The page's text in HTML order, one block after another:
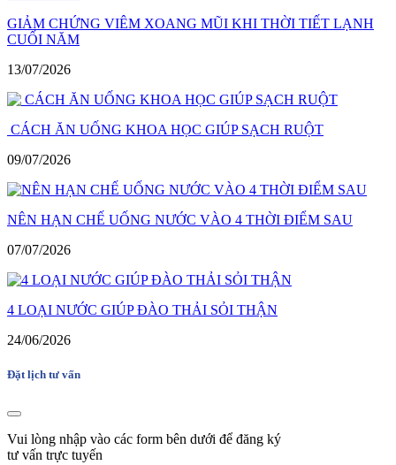
GIẢM CHỨNG VIÊM XOANG MŨI KHI THỜI TIẾT LẠNH
CUỐI NĂM
13/07/2026
CÁCH ĂN UỐNG KHOA HỌC GIÚP SẠCH RUỘT
09/07/2026
NÊN HẠN CHẾ UỐNG NƯỚC VÀO 4 THỜI ĐIỂM SAU
07/07/2026
4 LOẠI NƯỚC GIÚP ĐÀO THẢI SỎI THẬN
24/06/2026
Đặt lịch tư vấn
Vui lòng nhập vào các form bên dưới để đăng ký
tư vấn trực tuyến